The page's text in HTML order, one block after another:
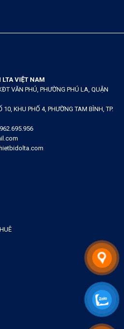
LTA VIỆT NAM
VĂN PHÚ, PHƯỜNG PHÚ LA, QUẬN
KHU PHỐ 4, PHƯỜNG TAM BÌNH, TP.